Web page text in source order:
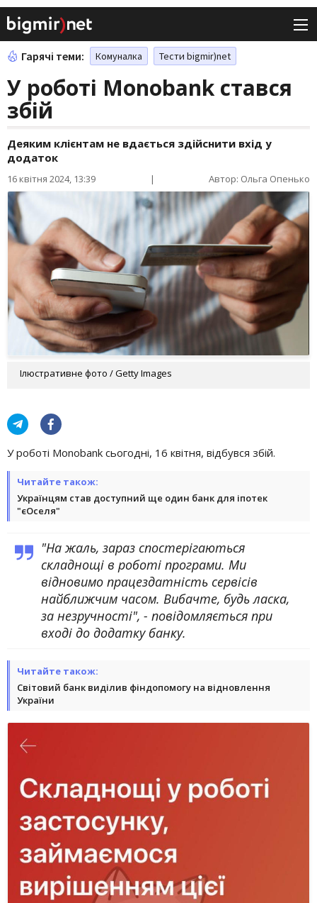
Гарячі теми: Комуналка Тести bigmir)net
У роботі Monobank стався
збій
Деяким клієнтам не вдається здійснити вхід у
додаток
16 квітня 2024, 13:39 | Автор: Ольга Опенько
Ілюстративне фото / Getty Images
У роботі Monobank сьогодні, 16 квітня, відбувся збій.
Читайте також:
Українцям став доступний ще один банк для іпотек
"єОселя"
"На жаль, зараз спостерігаються
складнощі в роботі програми. Ми
відновимо працездатність сервісів
найближчим часом. Вибачте, будь ласка,
за незручності", - повідомляється при
вході до додатку банку.
Читайте також:
Світовий банк виділив фіндопомогу на відновлення
України